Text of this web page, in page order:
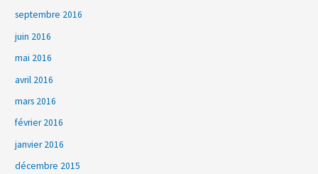
septembre 2016
juin 2016
mai 2016
avril 2016
mars 2016
février 2016
janvier 2016
décembre 2015